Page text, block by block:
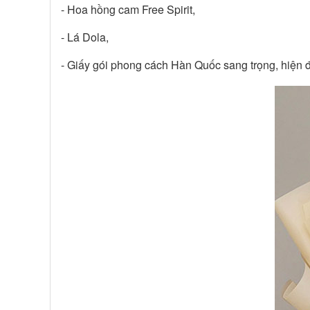
- Hoa hồng cam Free Spirit,
- Lá Dola,
- Giấy gói phong cách Hàn Quốc sang trọng, hiện